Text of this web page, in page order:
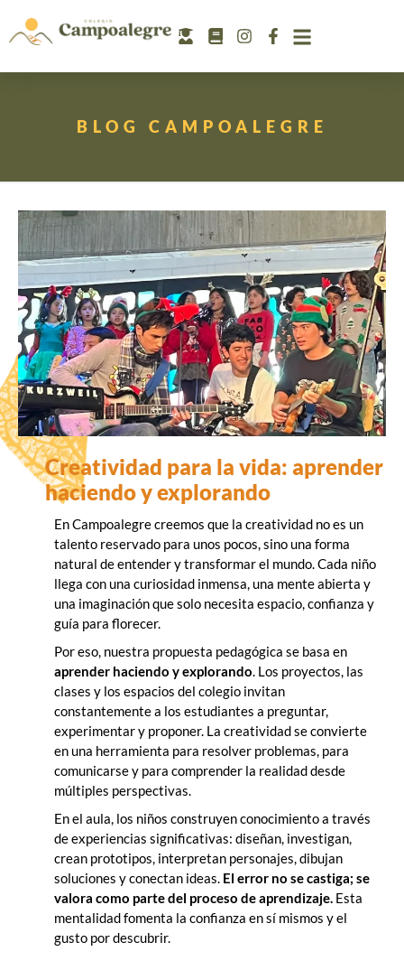
BLOG CAMPOALEGRE
Creatividad para la vida: aprender
haciendo y explorando
En Campoalegre creemos que la creatividad no es un
talento reservado para unos pocos, sino una forma
natural de entender y transformar el mundo. Cada niño
llega con una curiosidad inmensa, una mente abierta y
una imaginación que solo necesita espacio, confianza y
guía para florecer.
Por eso, nuestra propuesta pedagógica se basa en
aprender haciendo y explorando. Los proyectos, las
clases y los espacios del colegio invitan
constantemente a los estudiantes a preguntar,
experimentar y proponer. La creatividad se convierte
en una herramienta para resolver problemas, para
comunicarse y para comprender la realidad desde
múltiples perspectivas.
En el aula, los niños construyen conocimiento a través
de experiencias significativas: diseñan, investigan,
crean prototipos, interpretan personajes, dibujan
soluciones y conectan ideas. El error no se castiga; se
valora como parte del proceso de aprendizaje. Esta
mentalidad fomenta la confianza en sí mismos y el
gusto por descubrir.